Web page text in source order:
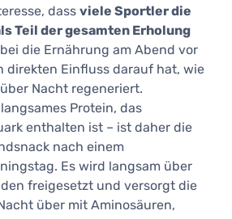
dass viele Sportler die
Teil der gesamten Erholung
die Ernährung am Abend vor
direkten Einfluss darauf hat, wie
Nacht regeneriert.
Protein, das
enthalten ist – ist daher die
nach einem
Es wird langsam über
freigesetzt und versorgt die
über mit Aminosäuren,